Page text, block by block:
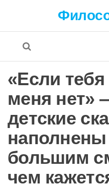
«Если тебя
меня нет»
детские
наполнены
большим
чем